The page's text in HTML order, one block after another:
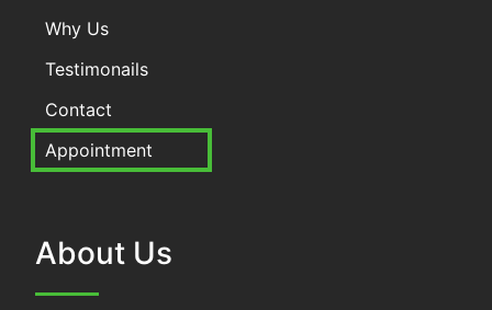
Why Us
Testimonails
Contact
Appointment
About Us